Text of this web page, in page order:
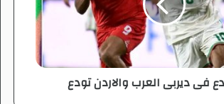
فى ديربى العرب والاردن تودع